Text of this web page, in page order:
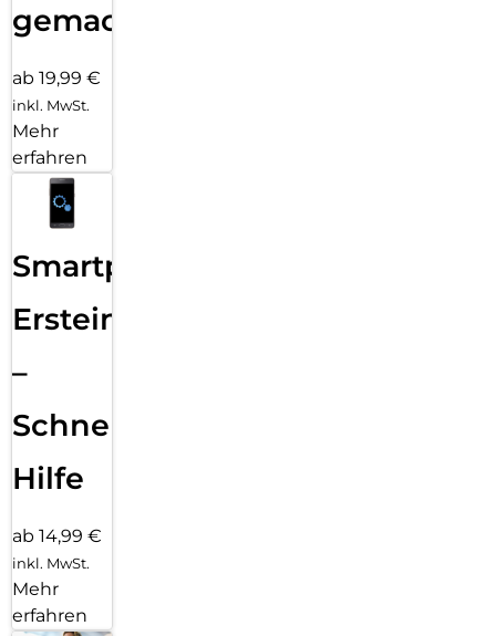
gemacht!
ab 19,99 €
inkl. MwSt.
Mehr
erfahren
Smartphone
Ersteinrichtung
–
Schnelle
Hilfe
ab 14,99 €
inkl. MwSt.
Mehr
erfahren